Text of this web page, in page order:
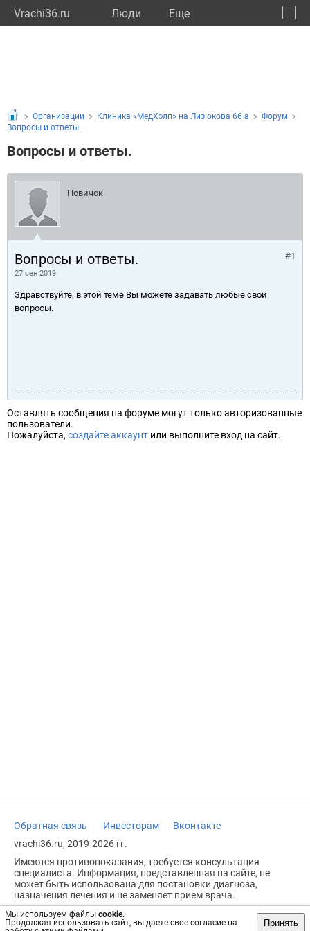
Vrachi36.ru Люди Eще
Мы используем файлы cookie.
Продолжая использовать сайт, вы даете свое согласие на
Принять
Организации Клиника «МедХэлп» на Лизюкова 66 а
Форум
Вопросы и ответы.
Вопросы и ответы.
Новичок
Вопросы и ответы.
27 сен 2019
#1
Здравствуйте, в этой теме Вы можете задавать любые свои
вопросы.
Оставлять сообщения на форуме могут только авторизованные
пользователи.
Пожалуйста, создайте аккаунт или выполните вход на сайт.
Обратная связь Инвесторам
Вконтакте
vrachi36.ru, 2019-2026 гг.
Имеются противопоказания, требуется консультация
специалиста. Информация, представленная на сайте, не
может быть использована для постановки диагноза,
назначения лечения и не заменяет прием врача.
Возрастное ограничение: 18+